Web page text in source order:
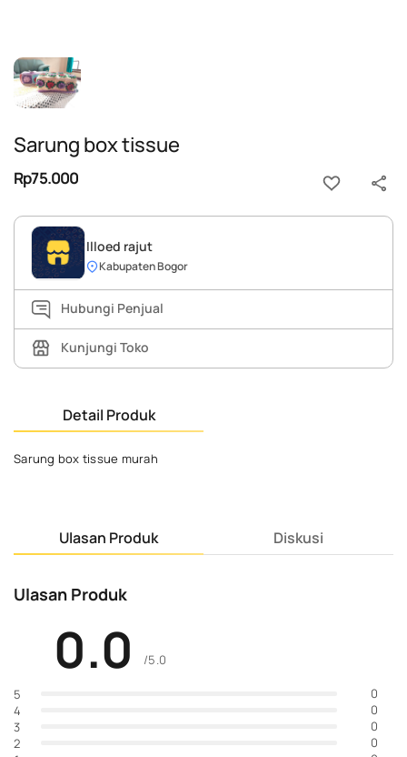
Sarung box tissue
Rp75.000
Illoed rajut
Kabupaten Bogor
Hubungi Penjual
Kunjungi Toko
Detail Produk
Sarung box tissue murah
Ulasan Produk Diskusi
Ulasan Produk
0.0 /5.0
5
0
4
0
3
0
2
0